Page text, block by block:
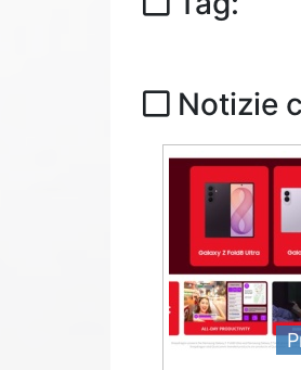
Notizie